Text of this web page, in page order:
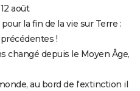
août
la fin de la vie sur Terre :
!
changé depuis le Moyen Âge,
au bord de l'extinction il